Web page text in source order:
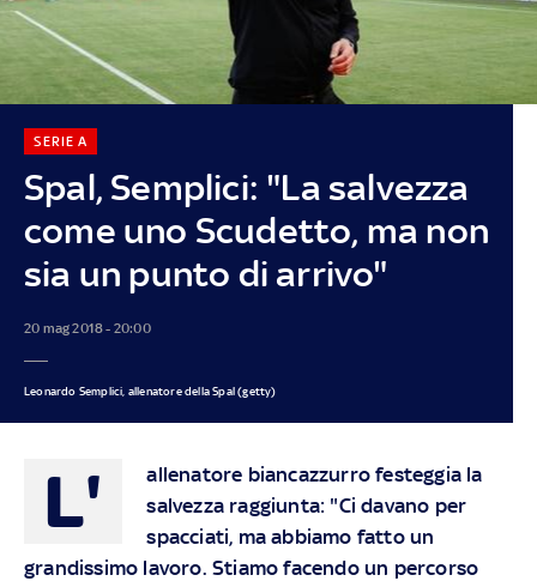
Spal, Semplici: "La salvezza
come uno Scudetto, ma non
sia un punto di arrivo"
SERIE A
20 mag 2018 - 20:00
Leonardo Semplici, allenatore della Spal (getty)
L'
allenatore biancazzurro festeggia la
salvezza raggiunta: "Ci davano per
spacciati, ma abbiamo fatto un
grandissimo lavoro. Stiamo facendo un percorso